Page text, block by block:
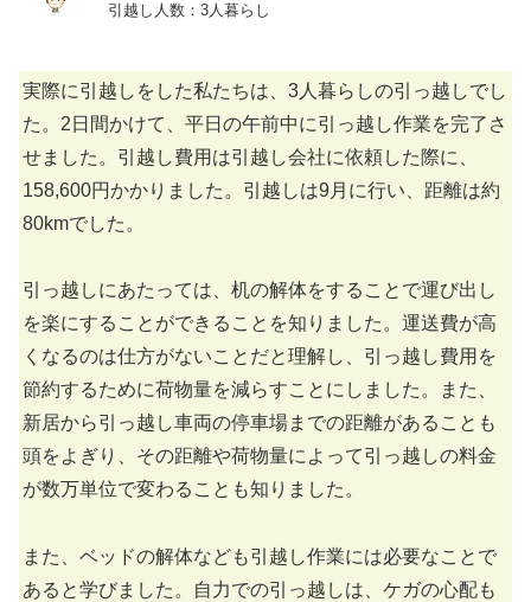
引越し人数：3人暮らし
実際に引越しをした私たちは、3人暮らしの引っ越しでし
た。2日間かけて、平日の午前中に引っ越し作業を完了さ
せました。引越し費用は引越し会社に依頼した際に、
158,600円かかりました。引越しは9月に行い、距離は約
80kmでした。
引っ越しにあたっては、机の解体をすることで運び出し
を楽にすることができることを知りました。運送費が高
くなるのは仕方がないことだと理解し、引っ越し費用を
節約するために荷物量を減らすことにしました。また、
新居から引っ越し車両の停車場までの距離があることも
頭をよぎり、その距離や荷物量によって引っ越しの料金
が数万単位で変わることも知りました。
また、ベッドの解体なども引越し作業には必要なことで
あると学びました。自力での引っ越しは、ケガの心配も